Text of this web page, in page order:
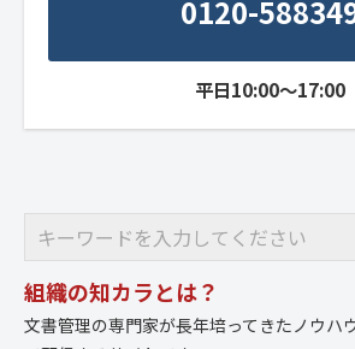
0120-
平日10:00～17:00
組織の知カラとは？
文書管理の専門家が長年培ってきたノウハ